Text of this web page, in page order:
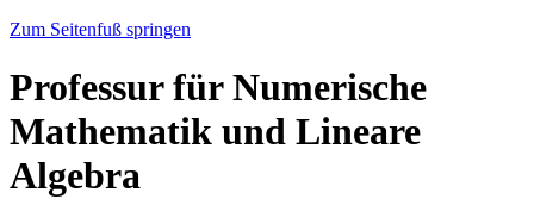
Zum Seitenfuß springen
Professur für Numerische
Mathematik und Lineare
Algebra